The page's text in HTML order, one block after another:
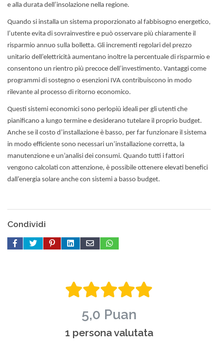
e alla durata dell’insolazione nella regione.
Quando si installa un sistema proporzionato al fabbisogno energetico,
l’utente evita di sovrainvestire e può osservare più chiaramente il
risparmio annuo sulla bolletta. Gli incrementi regolari del prezzo
unitario dell’elettricità aumentano inoltre la percentuale di risparmio e
consentono un rientro più precoce dell’investimento. Vantaggi come
programmi di sostegno o esenzioni IVA contribuiscono in modo
rilevante al processo di ritorno economico.
Questi sistemi economici sono perlopiù ideali per gli utenti che
pianificano a lungo termine e desiderano tutelare il proprio budget.
Anche se il costo d’installazione è basso, per far funzionare il sistema
in modo efficiente sono necessari un’installazione corretta, la
manutenzione e un’analisi dei consumi. Quando tutti i fattori
vengono calcolati con attenzione, è possibile ottenere elevati benefici
dall’energia solare anche con sistemi a basso budget.
Condividi
5,0 Puan
1 persona valutata